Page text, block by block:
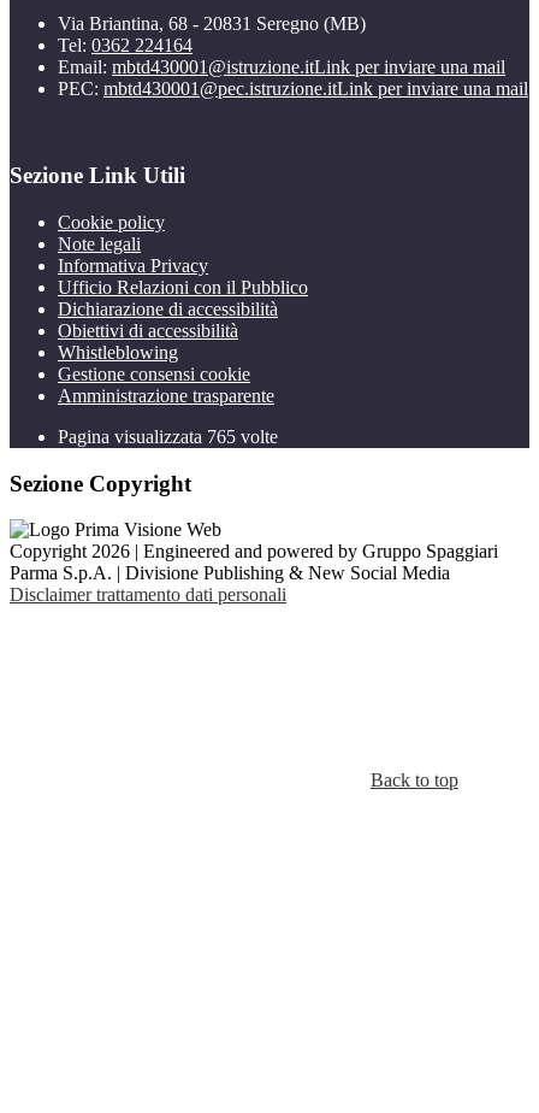
Via Briantina, 68 - 20831 Seregno (MB)
Tel: 0362 224164
Email: mbtd430001@istruzione.itLink per inviare una mail
PEC: mbtd430001@pec.istruzione.itLink per inviare una mail
Sezione Link Utili
Cookie policy
Note legali
Informativa Privacy
Ufficio Relazioni con il Pubblico
Dichiarazione di accessibilità
Obiettivi di accessibilità
Whistleblowing
Gestione consensi cookie
Amministrazione trasparente
Pagina visualizzata 765 volte
Sezione Copyright
Copyright 2026 | Engineered and powered by Gruppo Spaggiari
Parma S.p.A. | Divisione Publishing & New Social Media
Disclaimer trattamento dati personali
Back to top